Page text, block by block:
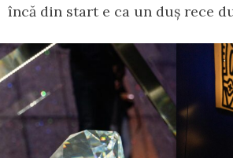
încă din start e ca un duș rece